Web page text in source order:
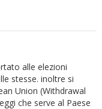
alle elezioni
stesse. inoltre si
Union (Withdrawal
che serve al Paese